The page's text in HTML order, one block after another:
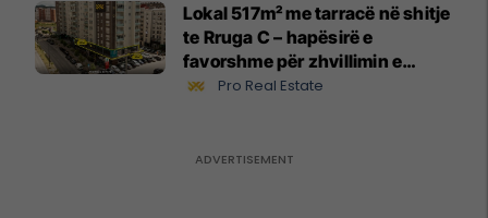
Lokal 517m² me tarracë në shitje
te Rruga C – hapësirë e
favorshme për zhvillimin e
biznesit #15796
Pro Real Estate